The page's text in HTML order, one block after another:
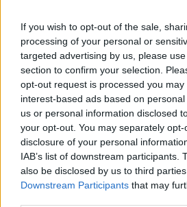
If you wish to opt-out of the sale,
processing of your personal or
targeted advertising by us, please
section to confirm your selection.
opt-out request is processed you may
interest-based ads based on
us or personal information disclosed
your opt-out. You may separately
disclosure of your personal
IAB’s list of downstream participants.
also be disclosed by us to third
Downstream Participants that may
ΣΧΕΤΙΚΑ ΑΡΘΡΑ